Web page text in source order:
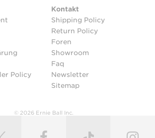
Policy
Kontakt
Shipping Policy
Return Policy
Foren
Showroom
Faq
Newsletter
Sitemap
© 2026 Ernie Ball Inc.